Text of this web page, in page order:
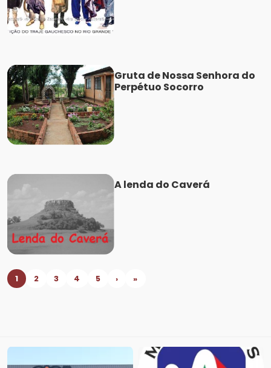
Gruta de Nossa Senhora do
Perpétuo Socorro
A lenda do Caverá
1 2 3 4 5 › »